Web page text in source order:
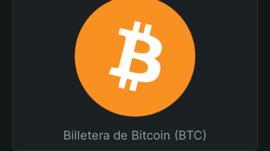
Billetera de Bitcoin (BTC)